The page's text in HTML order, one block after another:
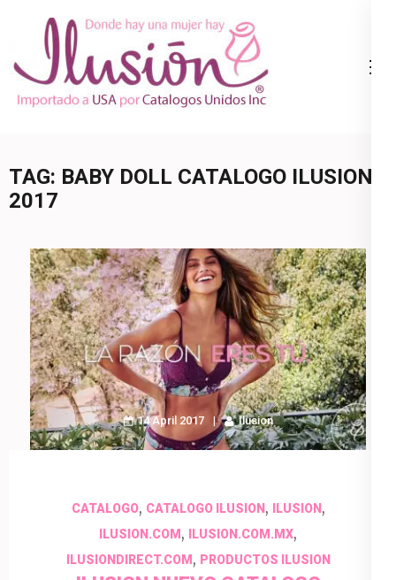
content
(Press
Ropa Interior
800.825.9452
TAG: BABY DOLL CATALOGO ILUSION
2017
14 April 2017 Ilusion
CATALOGO, CATALOGO ILUSION, ILUSION,
ILUSION.COM , ILUSION.COM.MX,
ILUSIONDIRECT.COM , PRODUCTOS ILUSION